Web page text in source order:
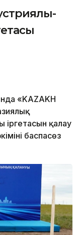
«KAZAKH
іргетасын қалау
баспасөз